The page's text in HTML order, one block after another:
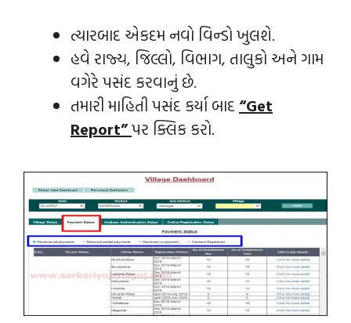
ત્યારબાદ એકદમ નવો વિન્‍ડો ખુલશે.
હવે રાજ્ય, જિલ્લો, વિભાગ, તાલુકો અને ગામ
વગેરે પસંદ કરવાનું છે.
તમારી માહિતી પસંદ કર્યા બાદ “Get
Report”પર ક્લિક કરો.